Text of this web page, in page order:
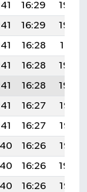
16:29
19:43
16:29
19:42
16:28
19:41
16:28
19:40
16:28
19:39
16:27
19:38
16:27
19:37
16:26
19:35
16:26
19:34
16:26
19:33